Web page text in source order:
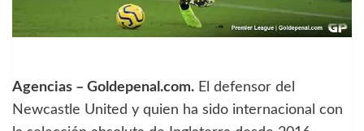
Agencias – Goldepenal.com. El defensor del
Newcastle United y quien ha sido internacional con